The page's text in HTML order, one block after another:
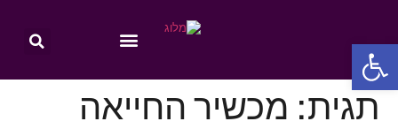
פתח סרגל נגישות
תגית: מכשיר החייאה